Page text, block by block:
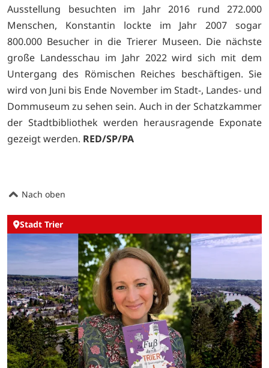
Ausstellung besuchten im Jahr 2016 rund 272.000
Menschen, Konstantin lockte im Jahr 2007 sogar
800.000 Besucher in die Trierer Museen. Die nächste
große Landesschau im Jahr 2022 wird sich mit dem
Untergang des Römischen Reiches beschäftigen. Sie
wird von Juni bis Ende November im Stadt-, Landes- und
Dommuseum zu sehen sein. Auch in der Schatzkammer
der Stadtbibliothek werden herausragende Exponate
gezeigt werden. RED/SP/PA
Nach oben
Stadt Trier